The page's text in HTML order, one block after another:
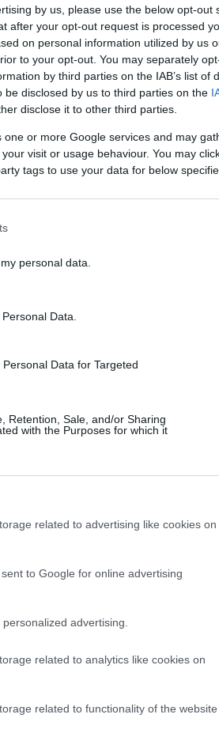
by us, please use the below opt-out
after your opt-out request is processed
on personal information utilized by us
to your opt-out. You may separately
by third parties on the IAB’s list of
disclosed by us to third parties on the
disclose it to other third parties.
or more Google services and may
visit or usage behaviour. You may
tags to use your data for below
personal data.
Data.
Data for Targeted
Retention, Sale, and/or Sharing
with the Purposes for which it
related to advertising like cookies on
to Google for online advertising
advertising.
related to analytics like cookies on
related to functionality of the website